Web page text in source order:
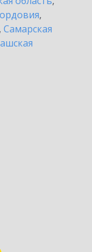
,
, Самарская